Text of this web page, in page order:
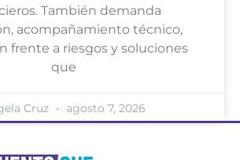
También demanda
acompañamiento técnico,
frente a riesgos y soluciones
que
Cruz agosto 7, 2026